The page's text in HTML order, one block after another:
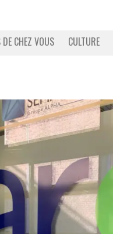
DE CHEZ VOUS CULTURE